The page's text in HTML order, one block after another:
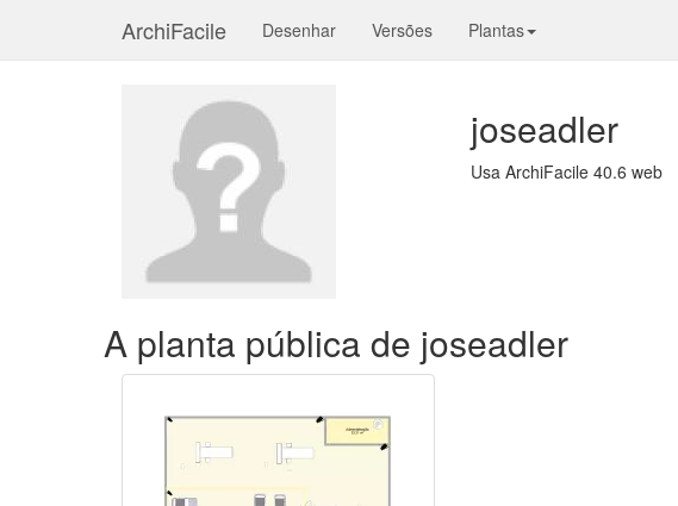
ArchiFacile Desenhar Versões Plantas
joseadler
Usa ArchiFacile 40.6 web
A planta pública de joseadler